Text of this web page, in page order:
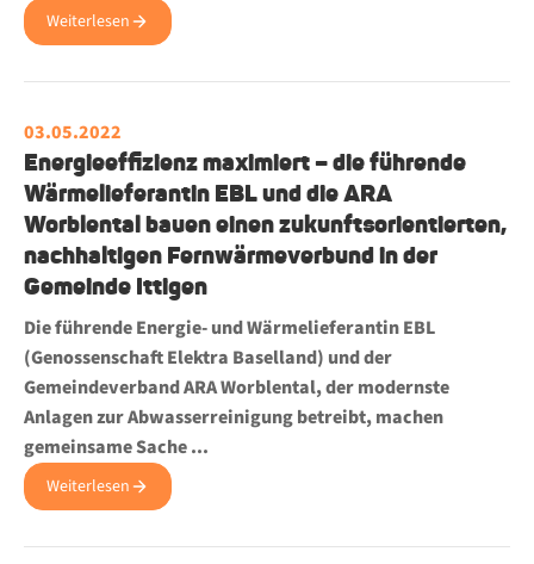
Weiterlesen
03.05.2022
Energieeffizienz maximiert – die führende
Wärmelieferantin EBL und die ARA
Worblental bauen einen zukunftsorientierten,
nachhaltigen Fernwärmeverbund in der
Gemeinde Ittigen
Die führende Energie- und Wärmelieferantin EBL
(Genossenschaft Elektra Baselland) und der
Gemeindeverband ARA Worblental, der modernste
Anlagen zur Abwasserreinigung betreibt, machen
gemeinsame Sache ...
Weiterlesen